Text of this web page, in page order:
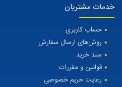
خدمات مشتریان
حساب کاربری
روش‌های ارسال سفارش
سبد خرید
قوانین و مقررات
رعایت حریم خصوصی